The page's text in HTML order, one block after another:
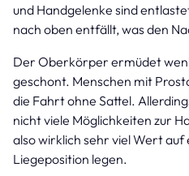
und Handgelenke sind
nach oben entfällt, was den
Der Oberkörper ermüdet
geschont. Menschen mit
die Fahrt ohne Sattel.
nicht viele Möglichkeiten zur
also wirklich sehr viel Wert
Liegeposition legen.